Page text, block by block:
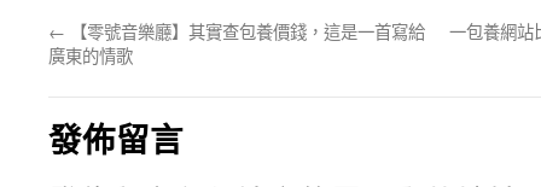
← 【零號音樂廳】其實查包養價錢，這是一首寫給
廣東的情歌
一包養網站
發佈留言